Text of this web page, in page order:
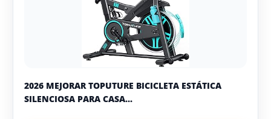
2026 MEJORAR TOPUTURE BICICLETA ESTÁTICA
SILENCIOSA PARA CASA...